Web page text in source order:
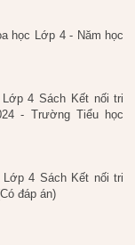
học Lớp 4 - Năm học
4 Sách Kết nối tri
- Trường Tiểu học
4 Sách Kết nối tri
đáp án)